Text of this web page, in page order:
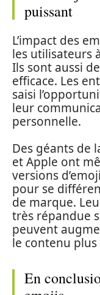
puissant
L’impact des
les utilisateurs
Ils sont aussi
efficace. Les
saisi
leur
personnelle.
Des géants de
et Apple ont
versions
pour se
de marque.
très répandue
peuvent
le contenu
En